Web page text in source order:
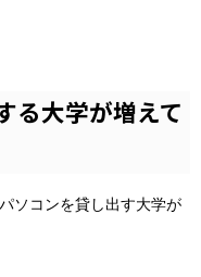
る大学が増えて
ソコンを貸し出す大学が